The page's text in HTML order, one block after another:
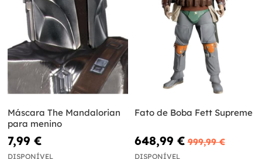
Máscara The Mandalorian
para menino
7,99 €
DISPONÍVEL
Fato de Boba Fett Supreme
648,99 € 999,99 €
DISPONÍVEL